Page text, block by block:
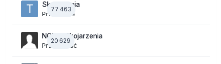
77 463
Skojarzenia
Przez tede
20 629
NOWE Skojarzenia
Przez Gość